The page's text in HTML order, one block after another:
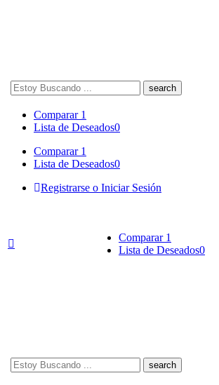
Search
here
Comparar 1
Lista de Deseados0
Comparar 1
Lista de Deseados0
Registrarse o Iniciar Sesión
Comparar 1
Lista de Deseados0
Search
here